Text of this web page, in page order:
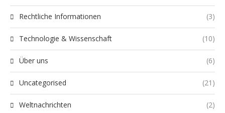
Rechtliche Informationen (3)
Technologie & Wissenschaft (10)
Über uns (6)
Uncategorised (21)
Weltnachrichten (2)